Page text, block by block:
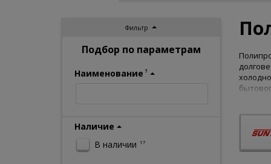
Фильтр
Подбор по параметрам
Наименование ?
Наличие
В наличии
17